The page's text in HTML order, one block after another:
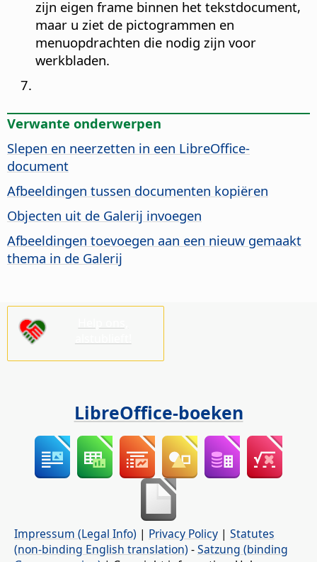
zijn eigen frame binnen het tekstdocument,
maar u ziet de pictogrammen en
menuopdrachten die nodig zijn voor
werkbladen.
Verwante onderwerpen
Slepen en neerzetten in een LibreOffice-
document
Afbeeldingen tussen documenten kopiëren
Objecten uit de Galerij invoegen
Afbeeldingen toevoegen aan een nieuw gemaakt
thema in de Galerij
LibreOffice-boeken
Impressum (Legal Info) | Privacy Policy | Statutes
(non-binding English translation) -Satzung (binding